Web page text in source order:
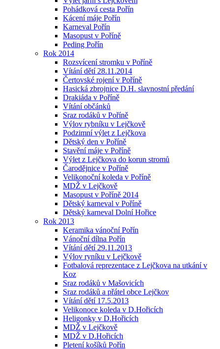
Pohádková cesta Pořín
Kácení máje Pořín
Karneval Pořín
Masopust v Poříně
Peding Pořín
Rok 2014
Rozsvícení stromku v Poříně
Vítání dětí 28.11.2014
Čertovské rojení v Poříně
Hasická zbrojnice D.H. slavnostní předání
Drakiáda v Poříně
Vítání občánků
Sraz rodáků v Poříně
Výlov rybníku v Lejčkově
Podzimní výlet z Lejčkova
Dětský den v Poříně
Stavění máje v Poříně
Výlet z Lejčkova do korun stromů
Čarodějnice v Poříně
Velikonoční koleda v Poříně
MDŽ v Lejčkově
Masopust v Poříně 2014
Dětský karneval v Poříně
Dětský karneval Dolní Hořice
Rok 2013
Keramika vánoční Pořín
Vánoční dílna Pořín
Vítání dětí 29.11.2013
Výlov ryníku v Lejčkově
Fotbalová reprezentace z Lejčkova na utkání v
Koz
Sraz rodáků v Mašovicích
Sraz rodáků a přátel obce Lejčkov
Vítání dětí 17.5.2013
Velikonoce koleda v D.Hořicích
Heligonky v D.Hořicích
MDŽ v Lejčkově
MDŽ v D.Hořicích
Pletení košíků Pořín